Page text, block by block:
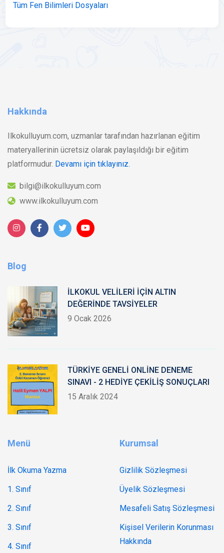
Tüm Fen Bilimleri Dosyaları
Hakkında
Ilkokulluyum.com, uzmanlar tarafından hazırlanan eğitim
materyallerinin ücretsiz olarak paylaşıldığı bir eğitim
platformudur. Devamı için tıklayınız.
bilgi@ilkokulluyum.com
www.ilkokulluyum.com
Blog
İLKOKUL VELİLERİ İÇİN ALTIN
DEĞERİNDE TAVSİYELER
9 Ocak 2026
TÜRKİYE GENELİ ONLİNE DENEME
SINAVI - 2 HEDİYE ÇEKİLİŞ SONUÇLARI
15 Aralık 2024
Menü
İlk Okuma Yazma
1. Sınıf
2. Sınıf
3. Sınıf
4. Sınıf
Kurumsal
Gizlilik Sözleşmesi
Üyelik Sözleşmesi
Mesafeli Satış Sözleşmesi
Kişisel Verilerin Korunması
Hakkında